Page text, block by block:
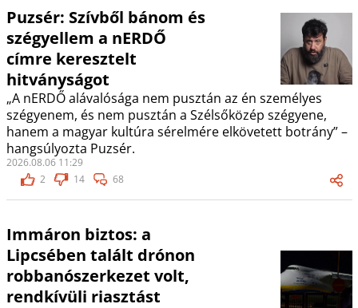
Puzsér: Szívből bánom és
szégyellem a nERDŐ
címre keresztelt
hitványságot
„A nERDŐ alávalósága nem pusztán az én személyes
szégyenem, és nem pusztán a Szélsőközép szégyene,
hanem a magyar kultúra sérelmére elkövetett botrány” –
hangsúlyozta Puzsér.
2026.08.06 11:29
2
14 68
Immáron biztos: a
Lipcsében talált drónon
robbanószerkezet volt,
rendkívüli riasztást